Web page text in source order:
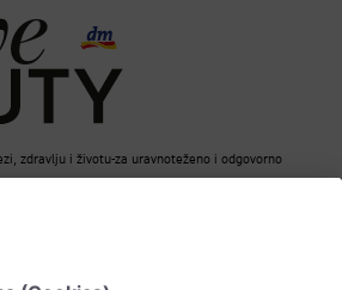
zdravlju i životu-za uravnoteženo i odgovorno